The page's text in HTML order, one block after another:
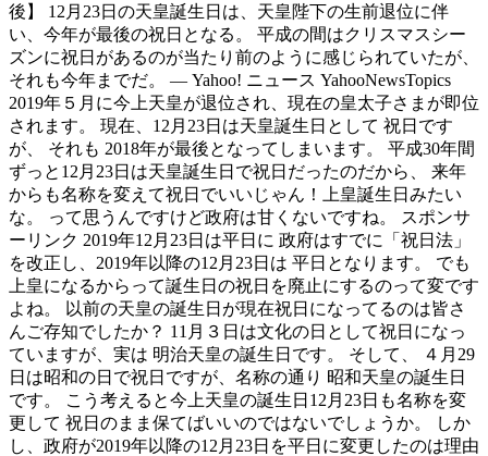
後】 12月23日の天皇誕生日は、天皇陛下の生前退位に伴
い、今年が最後の祝日となる。 平成の間はクリスマスシー
ズンに祝日があるのが当たり前のように感じられていたが、
それも今年までだ。 — Yahoo! ニュース YahooNewsTopics
2019年５月に今上天皇が退位され、現在の皇太子さまが即位
されます。 現在、12月23日は天皇誕生日として 祝日です
が、 それも 2018年が最後となってしまいます。 平成30年間
ずっと12月23日は天皇誕生日で祝日だったのだから、 来年
からも名称を変えて祝日でいいじゃん！上皇誕生日みたい
な。 って思うんですけど政府は甘くないですね。 スポンサ
ーリンク 2019年12月23日は平日に 政府はすでに「祝日法」
を改正し、2019年以降の12月23日は 平日となります。 でも
上皇になるからって誕生日の祝日を廃止にするのって変です
よね。 以前の天皇の誕生日が現在祝日になってるのは皆さ
んご存知でしたか？ 11月３日は文化の日として祝日になっ
ていますが、実は 明治天皇の誕生日です。 そして、 ４月29
日は昭和の日で祝日ですが、名称の通り 昭和天皇の誕生日
です。 こう考えると今上天皇の誕生日12月23日も名称を変
更して 祝日のまま保てばいいのではないでしょうか。 しか
し、政府が2019年以降の12月23日を平日に変更したのは理由